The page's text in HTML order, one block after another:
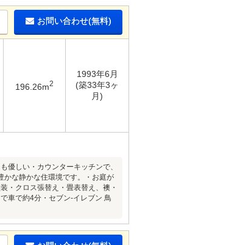
お問い合わせ(無料)
196.26m2
1993年6月
(築33年3ヶ
月)
優しい・カウンターキッチンで、
かな静かな住環境です。・お庭が
・クロス張替え・畳表替え、襖・
車で約4分・セブン-イレブン 鳥